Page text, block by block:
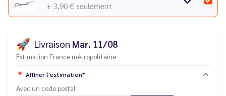
+ 3,90 € seulement
🚀 Livraison Mar. 11/08
Estimation France métropolitaine
📍 Affiner l'estimation*
Avec un code postal